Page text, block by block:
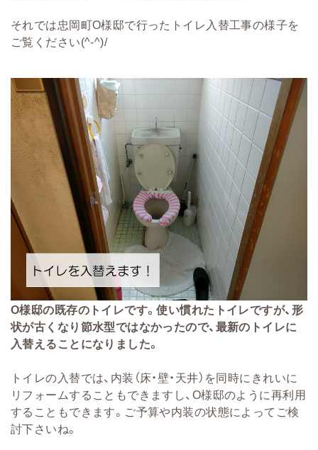
それでは忠岡町O様邸で行ったトイレ入替工事の様子を
ご覧ください(^-^)/
O様邸の既存のトイレです。使い慣れたトイレですが、形
状が古くなり節水型ではなかったので、最新のトイレに
入替えることになりました。
トイレの入替では、内装（床・壁・天井）を同時にきれいに
リフォームすることもできますし、O様邸のように再利用
することもできます。ご予算や内装の状態によってご検
討下さいね。